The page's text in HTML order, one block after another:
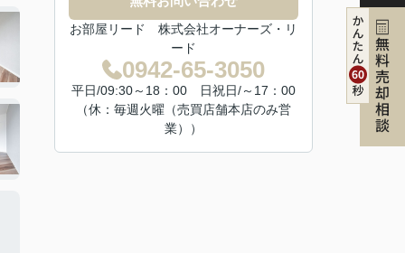
無料売却相談
お部屋リード 株式会社オーナーズ・リ
ード
0942-65-3050
平日/09:30～18：00 日祝日/～17：00
（休：毎週火曜（売買店舗本店のみ営
業））